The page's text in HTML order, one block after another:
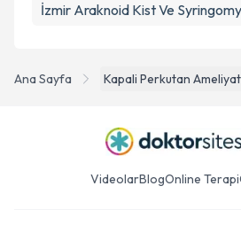
Ana Sayfa Kapali Perkutan
İzmir Araknoid Kist Ve
VideolarBlogOnline Terapi